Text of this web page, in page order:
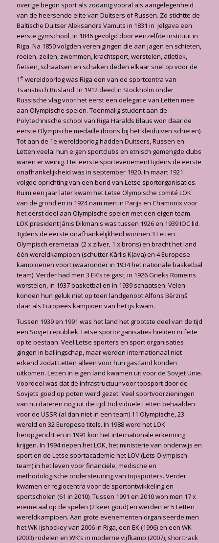
overige begon sport als zodanig vooral als aangelegenheid
van de heersende elite van Duitsers of Russen. Zo stichtte de
Baltische Duitser Aleksandrs Vamuts in 1831 in Jelgava een
eerste gymschool, in 1846 gevolgd door eenzelfde instituut in
Riga. Na 1850 volgden verenigingen die aan jagen en schieten,
roeien, zeilen, zwemmen, krachtsport, worstelen, atletiek,
fietsen, schaatsen en schaken deden elkaar snel op voor de
1 e wereldoorlog was Riga een van de sportcentra van
Tsaristisch Rusland. In 1912 deed in Stockholm onder
Russische vlag voor het eerst een delegatie van Letten mee
aan Olympische spelen. Toenmalig student aan de
Polytechnische school van Riga Haralds Blaus won daar de
eerste Olympische medaille (brons bij het kleiduiven schieten).
Tot aan de 1e wereldoorlog hadden Duitsers, Russen en
Letten veelal hun eigen sportclubs en etnisch gemengde clubs
waren er weinig. Het eerste sportevenement tijdens de eerste
onafhankelijkheid was in september 1920. In maart 1921
volgde oprichting van een bond van Letse sportorganisaties.
Ruim een jaar later kwam het Letse Olympische comité LOK
van de grond en in 1924 nam men in Parijs en Chamonix voor
het eerst deel aan Olympische spelen met een eigen team.
LOK president Jānis Dikmanis was tussen 1926 en 1939 IOC lid.
Tijdens de eerste onafhankelijkheid wonnen 3 Letten
Olympisch eremetaal (2 x zilver, 1 x brons) en bracht het land
één wereldkampioen (schutter Kārlis Kļava) en 4 Europese
kampioenen voort (waaronder in 1934 het nationale basketbal
team). Verder had men 3 EK’s te gast; in 1926 Grieks Romeins
worstelen, in 1937 basketbal en in 1939 schaatsen. Velen
konden hun geluk niet op toen landgenoot Alfons Bērziņš
daar als Europees kampioen van het ijs kwam.
Tussen 1939 en 1991 was het land het grootste deel van de tijd
een Sovjet republiek. Letse sportorganisaties hielden in feite
op te bestaan. Veel Letse sporters en sport organisaties
gingen in ballingschap, maar werden internationaal niet
erkend zodat Letten alleen voor hun gastland konden
uitkomen. Letten in eigen land kwamen uit voor de Sovjet Unie.
Voordeel was dat de infrastructuur voor topsport door de
Sovjets goed op poten werd gezet. Veel sportvoorzieningen
van nu dateren nog uit die tijd. Individuele Letten behaalden
voor de USSR (al dan niet in een team) 11 Olympische, 23
wereld en 32 Europese titels. In 1988 werd het LOK
heropgericht en in 1991 kon het internationale erkenning
krijgen. In 1994 riepen het LOK, het ministerie van onderwijs en
sport en de Letse sportacademie het LOV (Lets Olympisch
team) in het leven voor financiële, medische en
methodologische ondersteuning van topsporters. Verder
kwamen er regiocentra voor de sportontwikkeling en
sportscholen (61 in 2010). Tussen 1991 en 2010 won men 17 x
eremetaal op de spelen (2 keer goud) en werden er 5 Letten
wereldkampioen. Aan grote evenementen organiseerde men
het WK ijshockey van 2006 in Riga, een EK (1996) en een WK
(2003) rodelen en WK’s in moderne vijfkamp (2007), shorttrack